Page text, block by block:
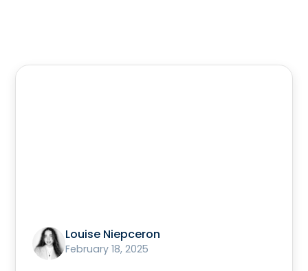
Louise Niepceron
February 18, 2025